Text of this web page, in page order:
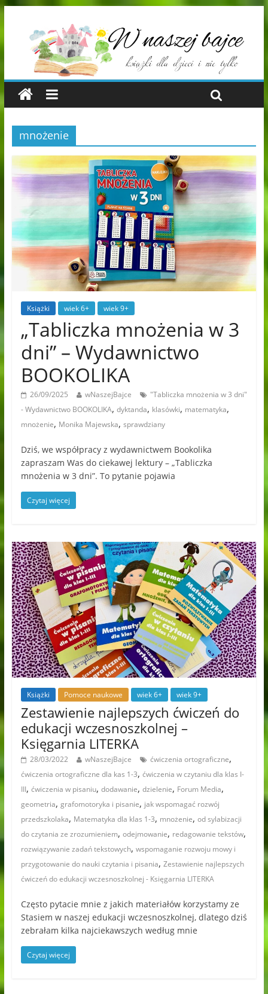
mnożenie
Książki wiek 6+ wiek 9+
„Tabliczka mnożenia w 3
dni” – Wydawnictwo
BOOKOLIKA
26/09/2025 wNaszejBajce
"Tabliczka mnożenia w 3 dni"
- Wydawnictwo BOOKOLIKA, dyktanda, klasówki, matematyka,
mnożenie, Monika Majewska, sprawdziany
Dziś, we współpracy z wydawnictwem Bookolika
zapraszam Was do ciekawej lektury – „Tabliczka
mnożenia w 3 dni”. To pytanie pojawia
Czytaj więcej
Książki Pomoce naukowe wiek 6+ wiek 9+
Zestawienie najlepszych ćwiczeń do
edukacji wczesnoszkolnej –
Księgarnia LITERKA
28/03/2022 wNaszejBajce ćwiczenia ortograficzne,
ćwiczenia ortograficzne dla kas 1-3, ćwiczenia w czytaniu dla klas I-
III, ćwiczenia w pisaniu, dodawanie, dzielenie, Forum Media,
geometria, grafomotoryka i pisanie, jak wspomagać rozwój
przedszkolaka, Matematyka dla klas 1-3, mnożenie, od sylabizacji
do czytania ze zrozumieniem, odejmowanie, redagowanie tekstów,
rozwiązywanie zadań tekstowych, wspomaganie rozwoju mowy i
przygotowanie do nauki czytania i pisania, Zestawienie najlepszych
ćwiczeń do edukacji wczesnoszkolnej - Księgarnia LITERKA
Często pytacie mnie z jakich materiałów korzystamy ze
Stasiem w naszej edukacji wczesnoszkolnej, dlatego dziś
zebrałam kilka najciekawszych według mnie
Czytaj więcej